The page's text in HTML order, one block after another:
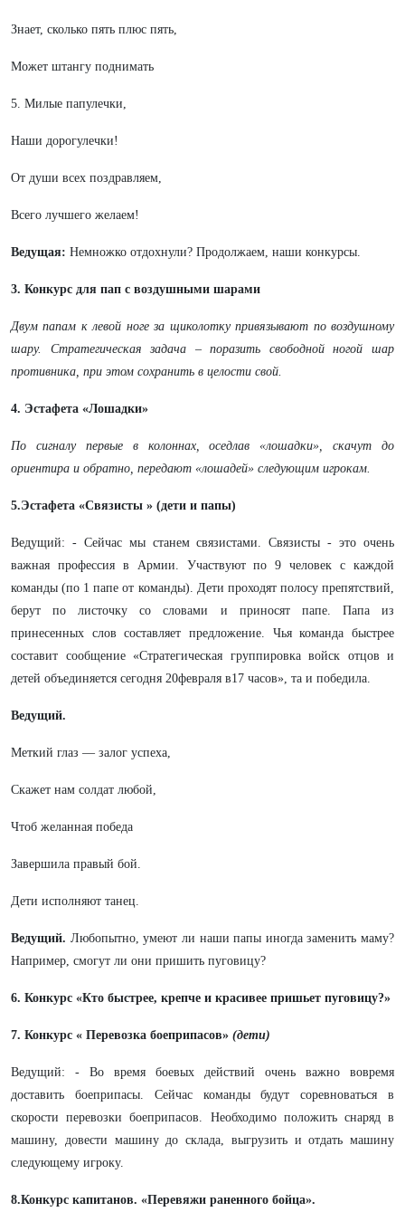
Знает, сколько пять плюс пять,
Может штангу поднимать
5. Милые папулечки,
Наши дорогулечки!
От души всех поздравляем,
Всего лучшего желаем!
Ведущая: Немножко отдохнули? Продолжаем, наши конкурсы.
3. Конкурс для пап с воздушными шарами
Двум папам к левой ноге за щиколотку привязывают по воздушному
шару. Стратегическая задача – поразить свободной ногой шар
противника, при этом сохранить в целости свой.
4. Эстафета «Лошадки»
По сигналу первые в колоннах, оседлав «лошадки», скачут до
ориентира и обратно, передают «лошадей» следующим игрокам.
5.Эстафета «Связисты » (дети и папы)
Ведущий: - Сейчас мы станем связистами. Связисты - это очень
важная профессия в Армии. Участвуют по 9 человек с каждой
команды (по 1 папе от команды). Дети проходят полосу препятствий,
берут по листочку со словами и приносят папе. Папа из
принесенных слов составляет предложение. Чья команда быстрее
составит сообщение «Стратегическая группировка войск отцов и
детей объединяется сегодня 20февраля в17 часов», та и победила.
Ведущий.
Меткий глаз — залог успеха,
Скажет нам солдат любой,
Чтоб желанная победа
Завершила правый бой.
Дети исполняют танец.
Ведущий. Любопытно, умеют ли наши папы иногда заменить маму?
Например, смогут ли они пришить пуговицу?
6. Конкурс «Кто быстрее, крепче и красивее пришьет пуговицу?»
7. Конкурс « Перевозка боеприпасов» (дети)
Ведущий: - Во время боевых действий очень
важно вовремя
доставить боеприпасы. Сейчас команды будут соревноваться в
скорости перевозки боеприпасов. Необходимо положить снаряд в
машину, довести машину до склада, выгрузить и отдать машину
следующему игроку.
8.Конкурс капитанов. «Перевяжи раненного бойца».